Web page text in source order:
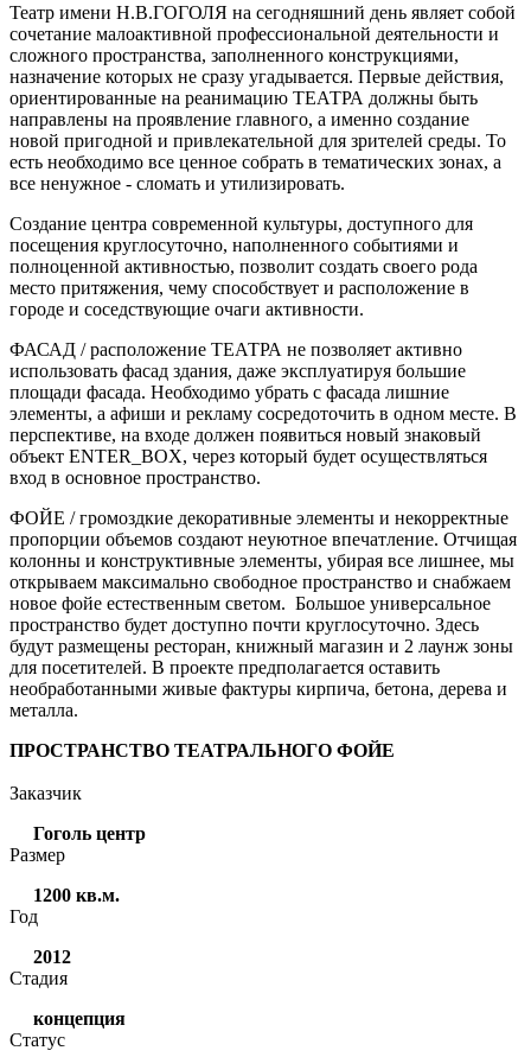
Театр имени Н.В.ГОГОЛЯ на сегодняшний день являет собой
сочетание малоактивной профессиональной деятельности и
сложного пространства, заполненного конструкциями,
назначение которых не сразу угадывается. Первые действия,
ориентированные на реанимацию ТЕАТРА должны быть
направлены на проявление главного, а именно создание
новой пригодной и привлекательной для зрителей среды. То
есть необходимо все ценное собрать в тематических зонах, а
все ненужное - сломать и утилизировать.
Создание центра современной культуры, доступного для
посещения круглосуточно, наполненного событиями и
полноценной активностью, позволит создать своего рода
место притяжения, чему способствует и расположение в
городе и соседствующие очаги активности.
ФАСАД / расположение ТЕАТРА не позволяет активно
использовать фасад здания, даже эксплуатируя большие
площади фасада. Необходимо убрать с фасада лишние
элементы, а афиши и рекламу сосредоточить в одном месте. В
перспективе, на входе должен появиться новый знаковый
объект ENTER_BOX, через который будет осуществляться
вход в основное пространство.
ФОЙЕ / громоздкие декоративные элементы и некорректные
пропорции объемов создают неуютное впечатление. Отчищая
колонны и конструктивные элементы, убирая все лишнее, мы
открываем максимально свободное пространство и снабжаем
новое фойе естественным светом. Большое универсальное
пространство будет доступно почти круглосуточно. Здесь
будут размещены ресторан, книжный магазин и 2 лаунж зоны
для посетителей. В проекте предполагается оставить
необработанными живые фактуры кирпича, бетона, дерева и
металла.
ПРОСТРАНСТВО ТЕАТРАЛЬНОГО ФОЙЕ
Заказчик
Гоголь центр
Размер
1200 кв.м.
Год
2012
Стадия
концепция
Статус